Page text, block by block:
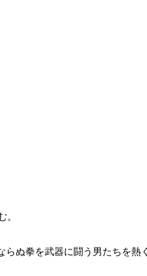
。
ぬ拳を武器に闘う男たちを